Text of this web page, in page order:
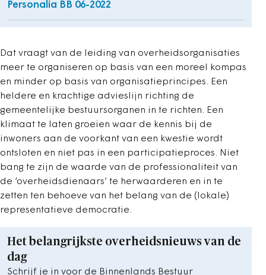
Personalia BB 06-2022
Dat vraagt van de leiding van overheidsorganisaties
meer te organiseren op basis van een moreel kompas
en minder op basis van organisatieprincipes. Een
heldere en krachtige advieslijn richting de
gemeentelijke bestuursorganen in te richten. Een
klimaat te laten groeien waar de kennis bij de
inwoners aan de voorkant van een kwestie wordt
ontsloten en niet pas in een participatieproces. Niet
bang te zijn de waarde van de professionaliteit van
de ‘overheidsdienaars’ te herwaarderen en in te
zetten ten behoeve van het belang van de (lokale)
representatieve democratie.
Het belangrijkste overheidsnieuws van de
dag
Schrijf je in voor de Binnenlands Bestuur